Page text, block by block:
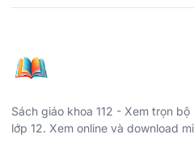
Sách giáo khoa 112 - Xem trọn
lớp 12. Xem online và download